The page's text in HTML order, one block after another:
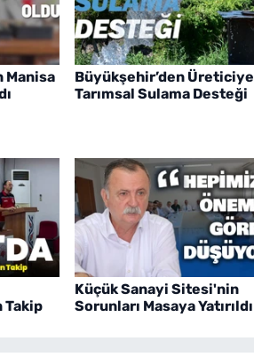
Manisa
Büyükşehir’den Üreticiye
Tarımsal Sulama Desteği
Takip
Küçük Sanayi Sitesi'nin
Sorunları Masaya Yatırıldı